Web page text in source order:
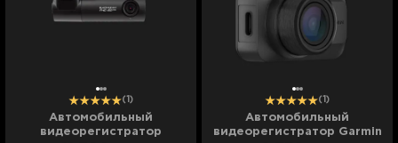
(1)
Автомобильный
видеорегистратор
(1)
Автомобильный
видеорегистратор Garmin